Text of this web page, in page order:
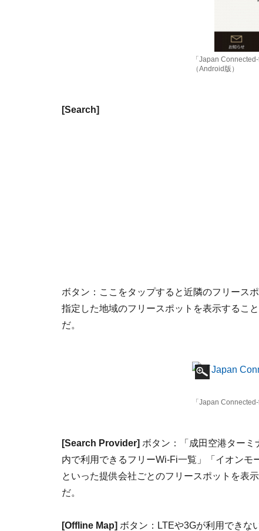
「Japan
（Android版）
[Search]
ボタン：ここをタップすると近隣のフリース
指定した地域のフリースポットを表示するこ
だ。
「Japan
[Search Provider] ボタン：「成田空港ター
内で利用できるフリーWi-Fi一覧」「イオンモ
といった提供会社ごとのフリースポットを表
だ。
[Offline Map] ボタン：LTEや3Gが利用できな